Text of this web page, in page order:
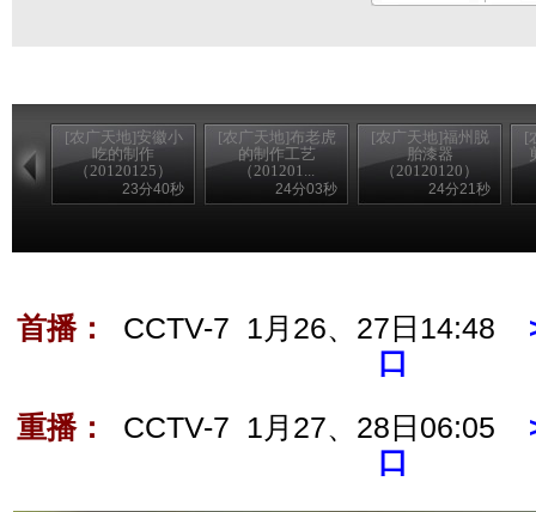
[农广天地]安徽小
吃的制作
（20120125）
23分40秒
[农广天地]布老虎
的制作工艺
（201201...
24分03秒
[农广天地]福州脱
胎漆器
（20120120）
24分21秒
[
首播： CCTV-7 1月26、27日14:48
口
重播：
CCTV-7 1月27、28日06:05
口